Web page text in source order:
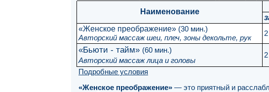
Наименование
«Женское преображение» (30 мин.)
Авторский массаж шеи, плеч, зоны декольте, рук
«Бьюти - тайм» (60 мин.)
Авторский массаж лица и головы
Подробные условия
«Женское преображение» — это приятный и